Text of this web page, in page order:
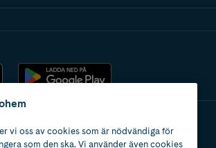
vi oss av cookies som är nödvändiga för
som den ska. Vi använder även cookies